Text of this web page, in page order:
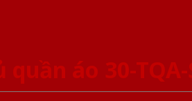
áo 30-TQA-